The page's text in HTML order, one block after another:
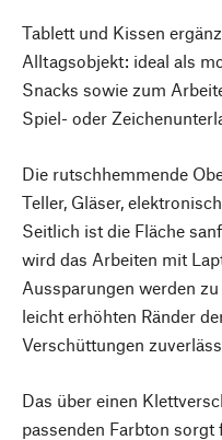
Tablett und Kissen
Alltagsobjekt: ideal als
Snacks sowie zum
Spiel- oder
Die rutschhemmende
Teller, Gläser,
Seitlich ist die Fläche
wird das Arbeiten mit
Aussparungen werden
leicht erhöhten Ränder
Verschüttungen
Das über einen
passenden Farbton